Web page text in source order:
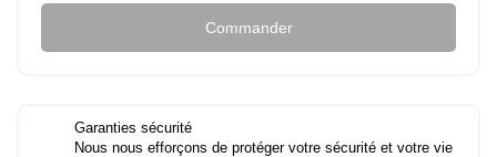
Commander
Garanties sécurité
Nous nous efforçons de protéger votre sécurité et votre vie